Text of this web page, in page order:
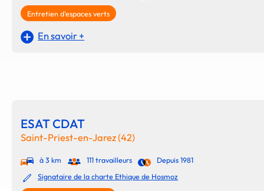
Entretien d'espaces verts
En savoir +
ESAT CDAT
Saint-Priest-en-Jarez (42)
à 3 km 111 travailleurs
Depuis 1981
Signataire de la charte Ethique de Hosmoz